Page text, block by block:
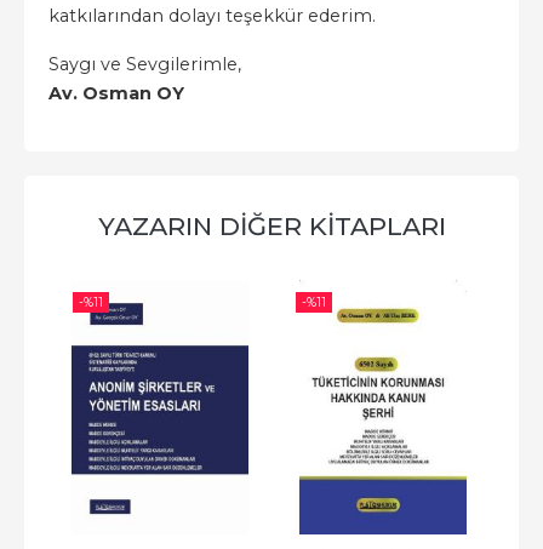
katkılarından dolayı teşekkür ederim.
Saygı ve Sevgilerimle,
Av. Osman OY
YAZARIN DIĞER KITAPLARI
-%11 -%11